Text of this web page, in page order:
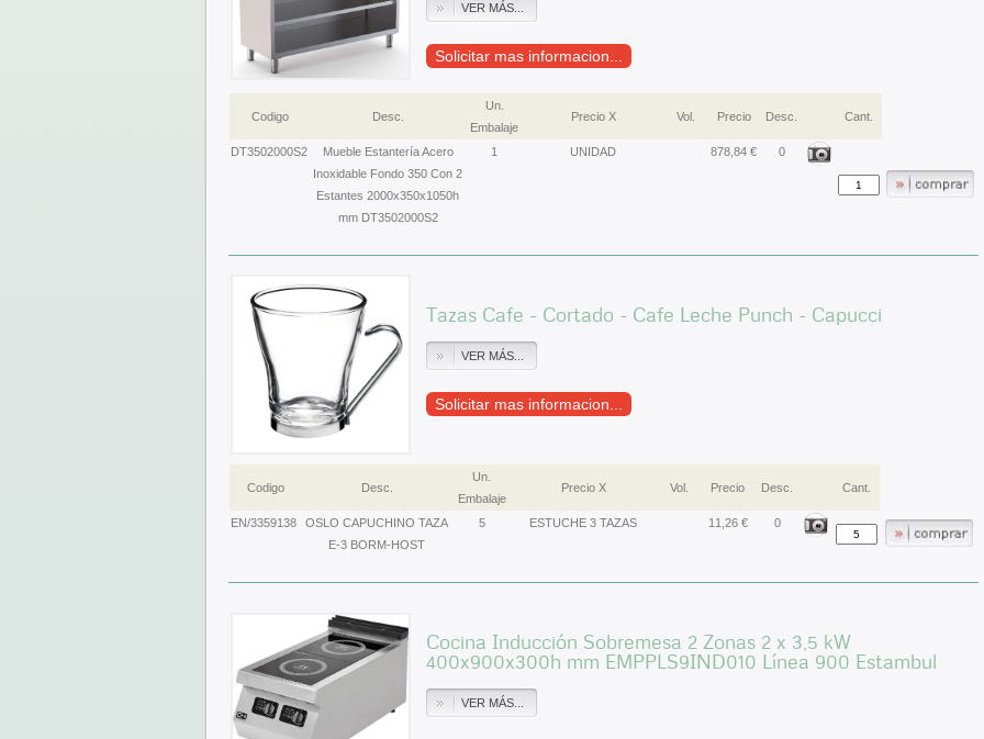
VER MÁS...
Solicitar mas informacion...
Codigo Desc.
Un.
Embalaje
Precio X Vol. Precio Desc. Cant.
DT3502000S2
Mueble Estantería Acero
Inoxidable Fondo 350 Con 2
Estantes 2000x350x1050h
mm DT3502000S2
1 UNIDAD 878,84 € 0
Tazas Cafe - Cortado - Cafe Leche Punch - Capucci
VER MÁS...
Solicitar mas informacion...
Codigo Desc.
Un.
Embalaje
Precio X Vol. Precio Desc. Cant.
EN/3359138
OSLO CAPUCHINO TAZA
E-3 BORM-HOST
5 ESTUCHE 3 TAZAS 11,26 € 0
Cocina Inducción Sobremesa 2 Zonas 2 x 3,5 kW
400x900x300h mm EMPPLS9IND010 Línea 900 Estambul
VER MÁS...